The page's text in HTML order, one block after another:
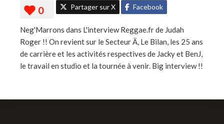
Partager sur X Facebook
Neg'Marrons dans L'interview Reggae.fr de Judah
Roger !! On revient sur le Secteur Ä, Le Bilan, les 25 ans
de carrière et les activités respectives de Jacky et BenJ,
le travail en studio et la tournée à venir. Big interview !!